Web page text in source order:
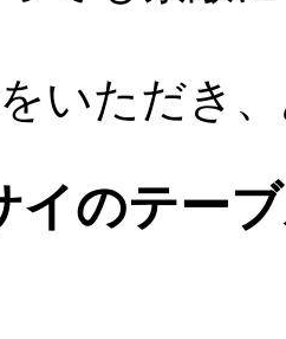
いただき
イのテー